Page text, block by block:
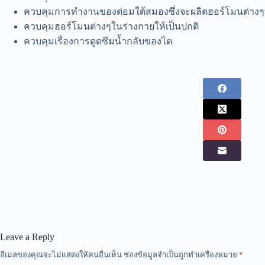
ควบคุมการทำงานของต่อมใต้สมองซึ่งจะผลิตฮอร์โมนต่าง
ควบคุมฮอร์โมนต่างๆในร่างกายให้เป็นปกติ
ควบคุมเรื่องการดูดซึมน้ำกลับของไต
Leave a Reply
อีเมลของคุณจะไม่แสดงให้คนอื่นเห็น ช่องข้อมูลจำเป็นถูกทำเครื่องหมาย *